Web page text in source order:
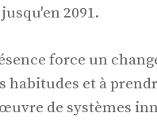
2091.
force un
habitudes et à
de systèmes